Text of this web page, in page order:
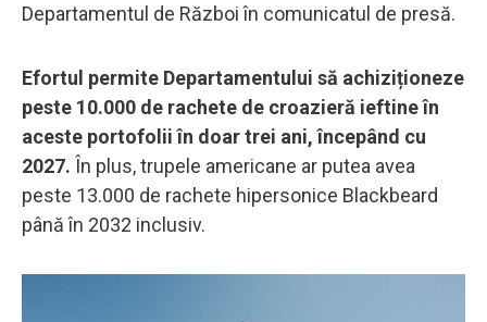
Departamentul de Război în comunicatul de presă.
Efortul permite Departamentului să achiziționeze
peste 10.000 de rachete de croazieră ieftine în
aceste portofolii în doar trei ani, începând cu
2027. În plus, trupele americane ar putea avea
peste 13.000 de rachete hipersonice Blackbeard
până în 2032 inclusiv.